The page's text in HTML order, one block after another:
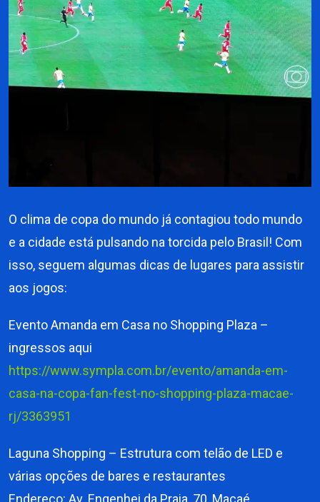
O clima de copa do mundo já contagiou todo mundo
e a cidade está pulsando na torcida pelo Brasil! Com
isso, seguem algumas dicas de lugares para assistir
aos jogos:
Evento Amanda em Casa no Shopping Plaza –
ingressos aqui
https://www.sympla.com.br/evento/amanda-em-
casa-na-copa-fan-fest-no-shopping-plaza-macae-
rj/3363951
Laguna Shopping – Estrutura com telão de LED e
várias opções de bares e restaurantes
Endereço: Av. Engenhei da Praia, 70, Macaé